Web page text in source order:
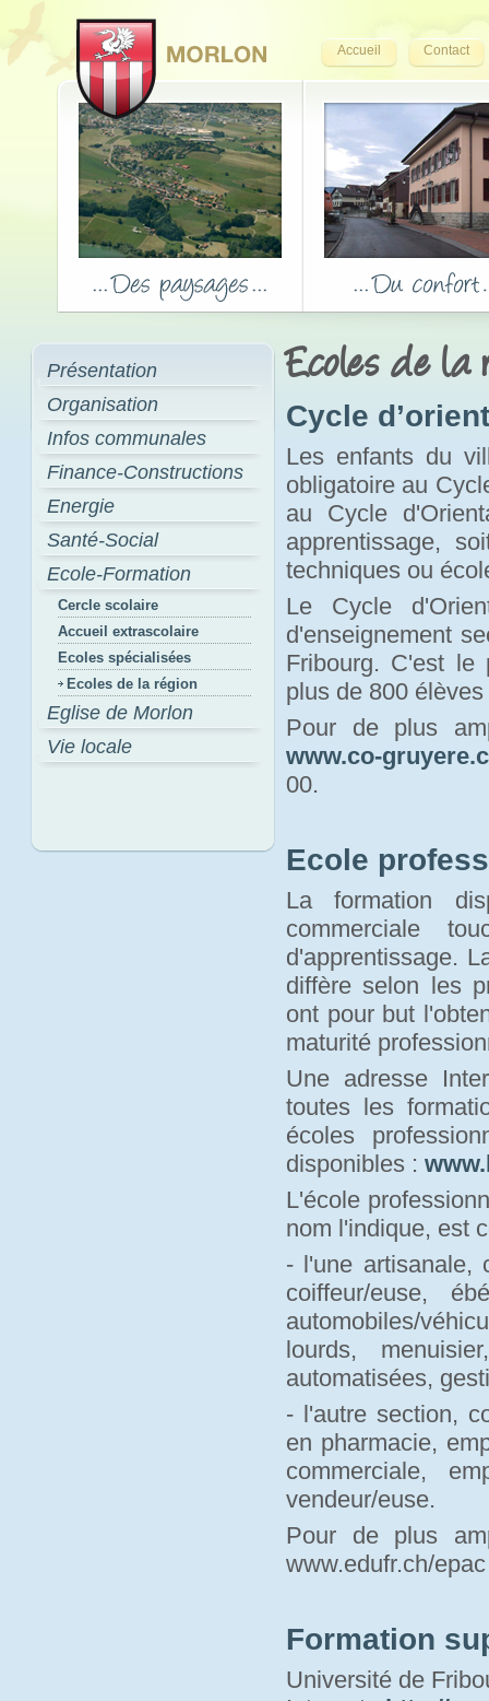
Accueil Contact
Présentation
Organisation
Infos communales
Finance-Constructions
Energie
Santé-Social
Ecole-Formation
Cercle scolaire
Accueil extrascolaire
Ecoles spécialisées
Ecoles de la région
Eglise de Morlon
Vie locale
Ecoles de la
Cycle
Les enfants du
obligatoire au
au Cycle
apprentissage,
techniques ou
Le Cycle
d'enseignement
Fribourg. C'est le
plus de 800
Pour de plus
www.co-
00.
Ecole
La formation
commerciale
d'apprentissage.
diffère selon les
ont pour but
maturité
Une adresse
toutes les
écoles
disponibles :
L'école
nom l'indique, est
- l'une artisanale,
coiffeur/euse,
automobiles/
lourds,
automatisées,
- l'autre section,
en pharmacie,
commerciale,
vendeur/euse.
Pour de plus
www.edufr.ch/
Formation
Université de